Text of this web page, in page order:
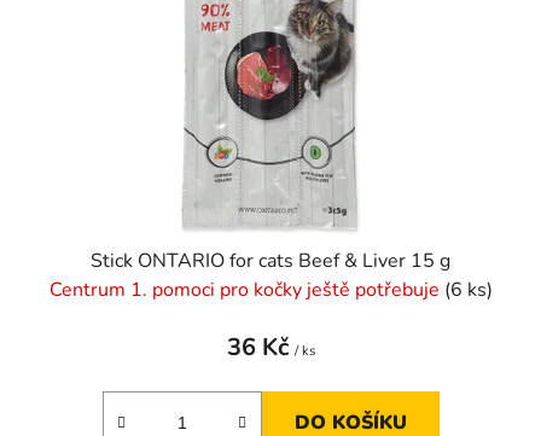
Stick ONTARIO for cats Beef & Liver 15 g
Centrum 1. pomoci pro kočky ještě potřebuje (6 ks)
36 Kč / ks
DO KOŠÍKU